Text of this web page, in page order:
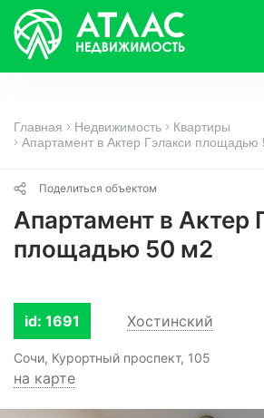
Главная Недвижимость
Квартиры
Апартамент в Актер Гэлакси площадью
Поделиться объектом
Апартамент в Актер
площадью 50 м2
id: 1691 Хостинский
Сочи, Курортный проспект, 105
на карте